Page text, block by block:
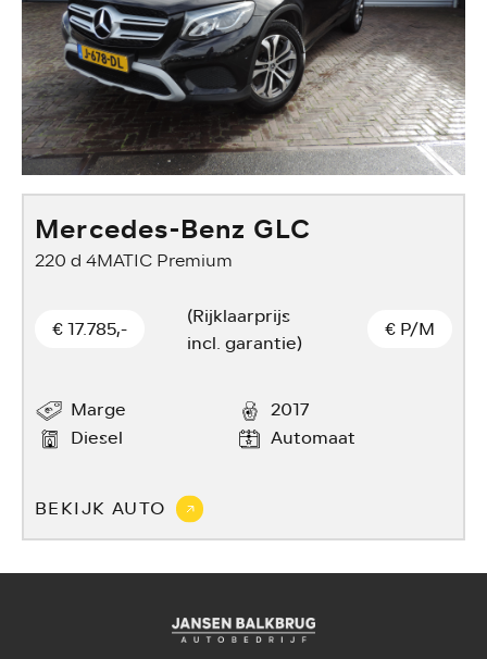
Mercedes-Benz GLC
220 d 4MATIC Premium
€ 17.785,-
(Rijklaarprijs
incl. garantie)
€ P/M
Marge
2017
Diesel
Automaat
BEKIJK AUTO